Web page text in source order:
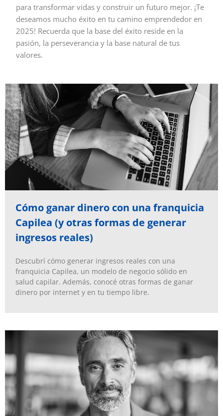
para transformar vidas y construir un futuro mejor. ¡Te
deseamos mucho éxito en tu camino emprendedor en
2025! Recuerda que la base del éxito reside en la
pasión, la perseverancia y la base natural de tus
valores.
Cómo ganar dinero con una franquicia
Capilea (y otras formas de generar
ingresos reales)
Descubrí cómo generar ingresos reales con una
franquicia Capilea, un modelo de negocio sólido en
salud capilar. Además, conocé otras formas de ganar
dinero por internet y en tu tiempo libre.